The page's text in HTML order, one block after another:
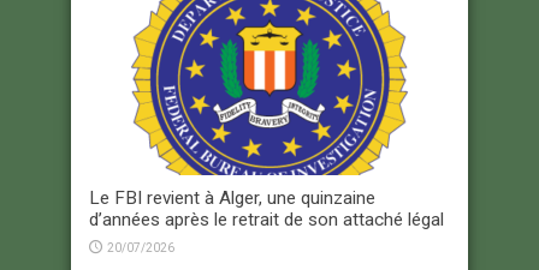
Le FBI revient à Alger, une quinzaine
d’années après le retrait de son attaché légal
20/07/2026